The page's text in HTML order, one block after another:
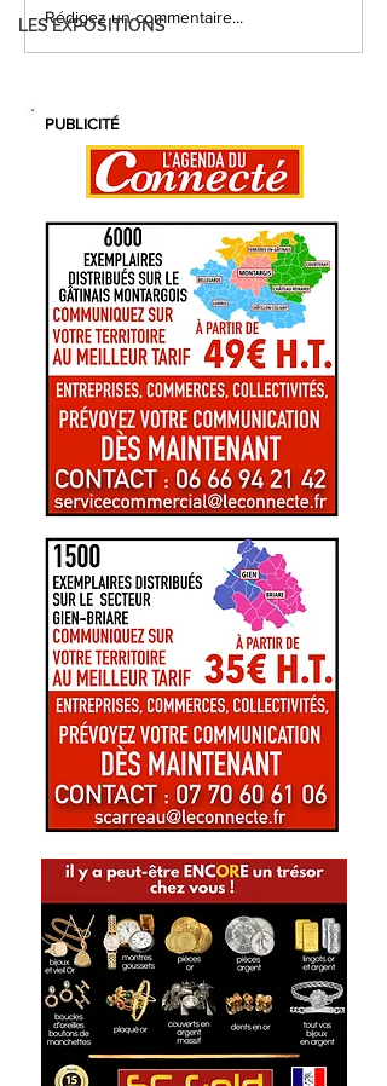
LES EXPOSITIONS
FOIRE DE MONTARGIS, C'EST PARTI !
DEMANDEZ LE PROGRAMME...
Rédigez un commentaire...
PUBLICITÉ